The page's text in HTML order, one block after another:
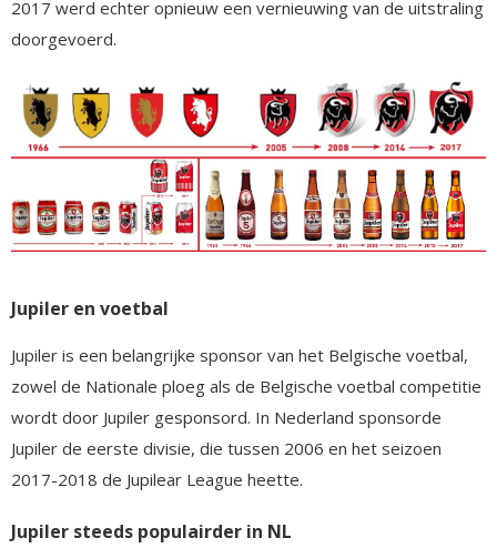
2017 werd echter opnieuw een vernieuwing van de uitstraling
doorgevoerd.
Jupiler en voetbal
Jupiler is een belangrijke sponsor van het Belgische voetbal,
zowel de Nationale ploeg als de Belgische voetbal competitie
wordt door Jupiler gesponsord. In Nederland sponsorde
Jupiler de eerste divisie, die tussen 2006 en het seizoen
2017-2018 de Jupilear League heette.
Jupiler steeds populairder in NL